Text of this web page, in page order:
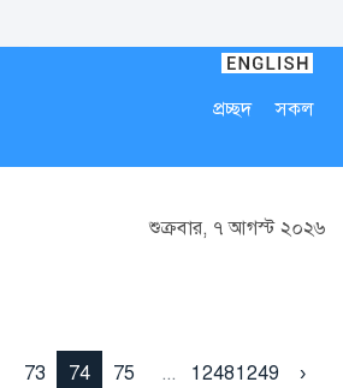
প্রচ্ছদ সকল
শুক্রবার, ৭ আগস্ট ২০২৬
73 74 75 ... 12481249 ›